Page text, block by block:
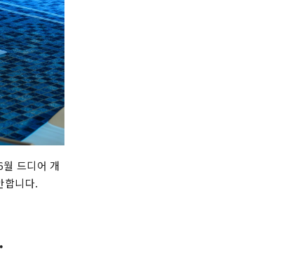
드디어 개
합니다.